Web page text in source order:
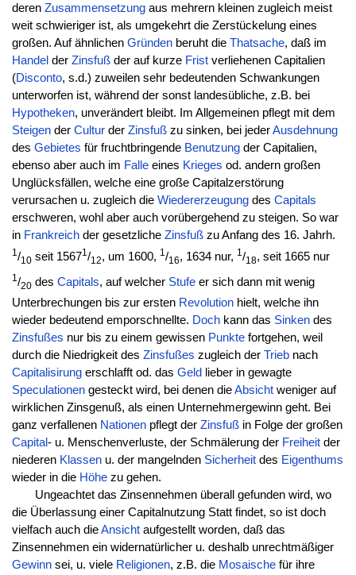
deren Zusammensetzungaus mehrern kleinen zugleich meist
weit schwieriger ist, als umgekehrt die Zerstückelung eines
großen. Auf ähnlichen Gründenberuht die Thatsache, daß im
Handel der Zinsfußder auf kurze Fristverliehenen Capitalien
(Disconto, s.d.) zuweilen sehr bedeutenden Schwankungen
unterworfen ist, während der sonst landesübliche, z.B. bei
Hypotheken, unverändert bleibt. Im Allgemeinen pflegt mit dem
Steigender Culturder Zinsfußzu sinken, bei jederAusdehnung
des Gebietes für fruchtbringende Benutzungder Capitalien,
ebenso aber auch im Falleeines Krieges od. andern großen
Unglücksfällen, welche eine große Capitalzerstörung
verursachen u. zugleich die Wiedererzeugungdes Capitals
erschweren, wohl aber auch vorübergehend zu steigen. So war
in Frankreichder gesetzliche Zinsfußzu Anfang des 16. Jahrh.
1 /10seit 15671 /12, um 1600, 1 /16, 1634 nur, 1 /18, seit 1665 nur
1 /20des Capitals, auf welcher Stufeer sich dann mit wenig
Unterbrechungen bis zur ersten Revolutionhielt, welche ihn
wieder bedeutend emporschnellte. Dochkann das Sinkendes
Zinsfußes nur bis zu einem gewissen Punktefortgehen, weil
durch die Niedrigkeit des Zinsfußes zugleich der Triebnach
Capitalisirungerschlafft od. das Geld
lieber in gewagte
Speculationengesteckt wird, bei denen dieAbsichtweniger auf
wirklichen Zinsgenuß, als einen Unternehmergewinn geht. Bei
ganz verfallenen Nationenpflegt der Zinsfußin Folge der großen
Capital- u. Menschenverluste, der Schmälerung der Freiheitder
niederen Klassenu. der mangelnden Sicherheitdes Eigenthums
wieder in die Höhezu gehen.
Ungeachtet das Zinsennehmen überall gefunden wird, wo
die Überlassung einer Capitalnutzung Statt findet, so ist doch
vielfach auch dieAnsichtaufgestellt worden, daß das
Zinsennehmen ein widernatürlicher u. deshalb unrechtmäßiger
Gewinnsei, u. viele Religionen, z.B. die Mosaischefür ihre